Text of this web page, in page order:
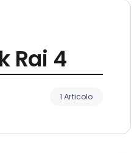
Rai 4
1 Articolo